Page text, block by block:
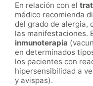
En relación con el
médico recomienda
del grado de alergia,
las manifestaciones.
inmunoterapia
en determinados
los pacientes con
hipersensibilidad a
y avispas).